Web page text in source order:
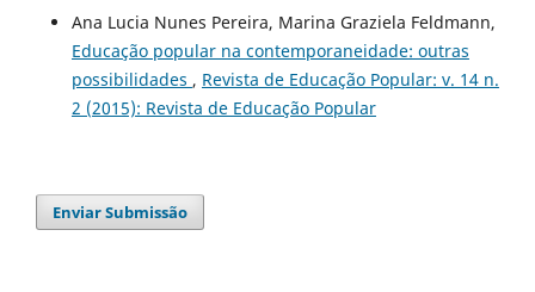
Ana Lucia Nunes Pereira, Marina Graziela Feldmann,
Educação popular na contemporaneidade: outras
possibilidades , Revista de Educação Popular: v. 14 n.
2 (2015): Revista de Educação Popular
Enviar Submissão